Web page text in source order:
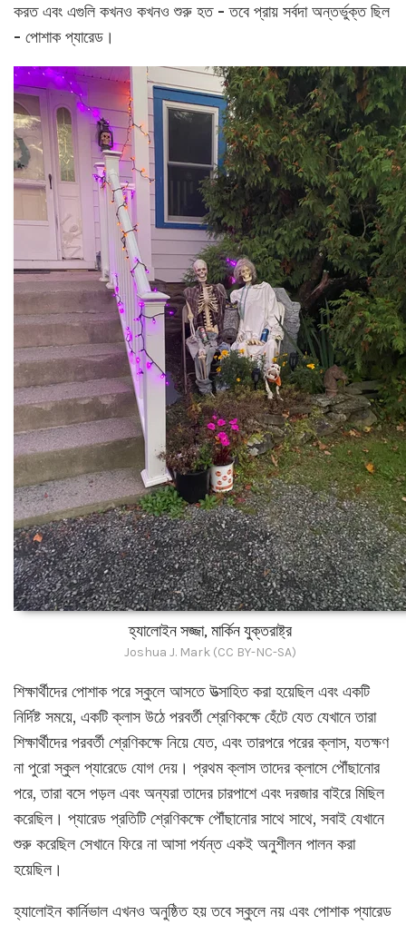
করত এবং এগুলি কখনও কখনও শুরু হত - তবে প্রায় সর্বদা অন্তর্ভুক্ত ছিল
- পোশাক প্যারেড।
হ্যালোইন সজ্জা, মার্কিন যুক্তরাষ্ট্র
Joshua J. Mark (CC BY-NC-SA)
শিক্ষার্থীদের পোশাক পরে স্কুলে আসতে উত্সাহিত করা হয়েছিল এবং একটি
নির্দিষ্ট সময়ে, একটি ক্লাস উঠে পরবর্তী শ্রেণিকক্ষে হেঁটে যেত যেখানে তারা
শিক্ষার্থীদের পরবর্তী শ্রেণিকক্ষে নিয়ে যেত, এবং তারপরে পরের ক্লাস, যতক্ষণ
না পুরো স্কুল প্যারেডে যোগ দেয়। প্রথম ক্লাস তাদের ক্লাসে পৌঁছানোর
পরে, তারা বসে পড়ল এবং অন্যরা তাদের চারপাশে এবং দরজার বাইরে মিছিল
করেছিল। প্যারেড প্রতিটি শ্রেণিকক্ষে পৌঁছানোর সাথে সাথে, সবাই যেখানে
শুরু করেছিল সেখানে ফিরে না আসা পর্যন্ত একই অনুশীলন পালন করা
হয়েছিল।
হ্যালোইন কার্নিভাল এখনও অনুষ্ঠিত হয় তবে স্কুলে নয় এবং পোশাক প্যারেড